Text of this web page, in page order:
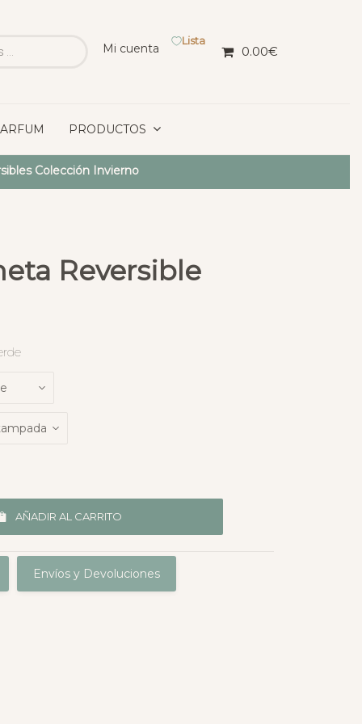
Mi cuenta
Lista
0.00€
PRODUCTOS
Colección Invierno
Reversible
AÑADIR AL CARRITO
Envíos y Devoluciones